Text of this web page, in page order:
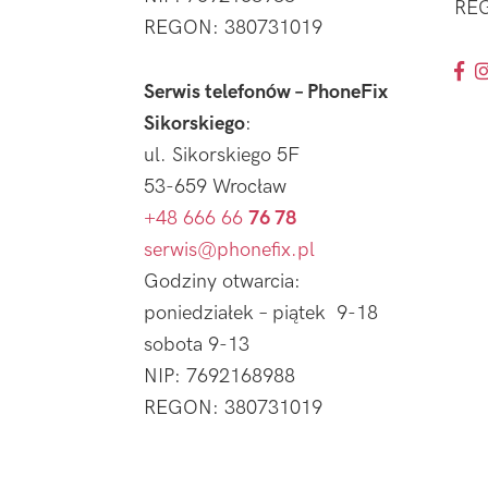
REGON: 380731019
Serwis telefonów – PhoneFix
Sikorskiego:
ul. Sikorskiego 5F
53-659 Wrocław
+48 666 66 76 78
serwis@phonefix.pl
Godziny otwarcia:
poniedziałek – piątek 9-18
sobota 9-13
NIP: 7692168988
REGON: 380731019